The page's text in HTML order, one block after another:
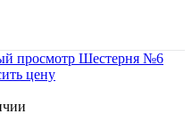
просмотр Шестерня №6
цену